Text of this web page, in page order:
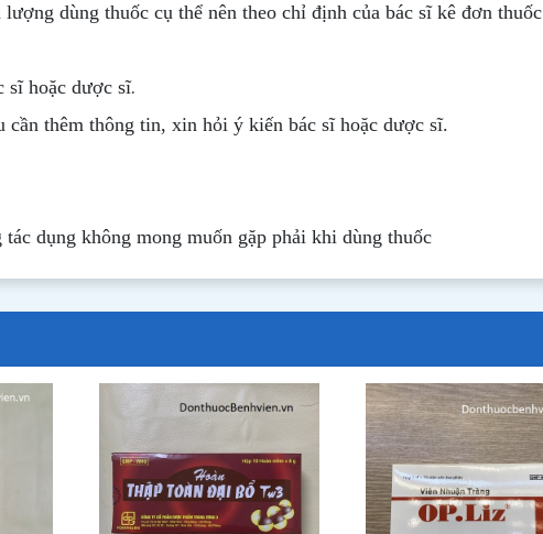
dùng thuốc cụ thể nên theo chỉ định của bác sĩ kê đơn thuốc
sĩ hoặc dược sĩ.
cần thêm thông tin, xin hỏi ý kiến bác sĩ hoặc dược sĩ.
dụng không mong muốn gặp phải khi dùng thuốc